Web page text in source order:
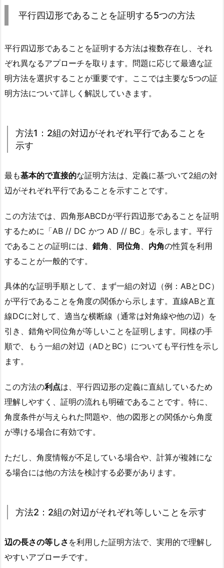
平行四辺形であることを証明する5つの方法
平行四辺形であることを証明する方法は複数存在し、それ
ぞれ異なるアプローチを取ります。問題に応じて最適な証
明方法を選択することが重要です。ここでは主要な5つの証
明方法について詳しく解説していきます。
方法1：2組の対辺がそれぞれ平行であることを
示す
最も基本的で直接的な証明方法は、定義に基づいて2組の対
辺がそれぞれ平行であることを示すことです。
この方法では、四角形ABCDが平行四辺形であることを証明
するために「AB // DC かつ AD // BC」を示します。平行
であることの証明には、 錯角 同位角 内角の性質を利用
することが一般的です。
具体的な証明手順として、まず一組の対辺（例：ABとDC）
が平行であることを角度の関係から示します。直線ABと直
線DCに対して、適当な横断線（通常は対角線や他の辺）を
引き、錯角や同位角が等しいことを証明します。同様の手
順で、もう一組の対辺（ADとBC）についても平行性を示し
ます。
この方法の利点は、平行四辺形の定義に直結しているため
理解しやすく、証明の流れも明確であることです。特に、
角度条件が与えられた問題や、他の図形との関係から角度
が導ける場合に有効です。
ただし、角度情報が不足している場合や、計算が複雑にな
る場合には他の方法を検討する必要があります。
方法2：2組の対辺がそれぞれ等しいことを示す
辺の長さの等しさ を利用した証明方法で、実用的で理解し
やすいアプローチです。